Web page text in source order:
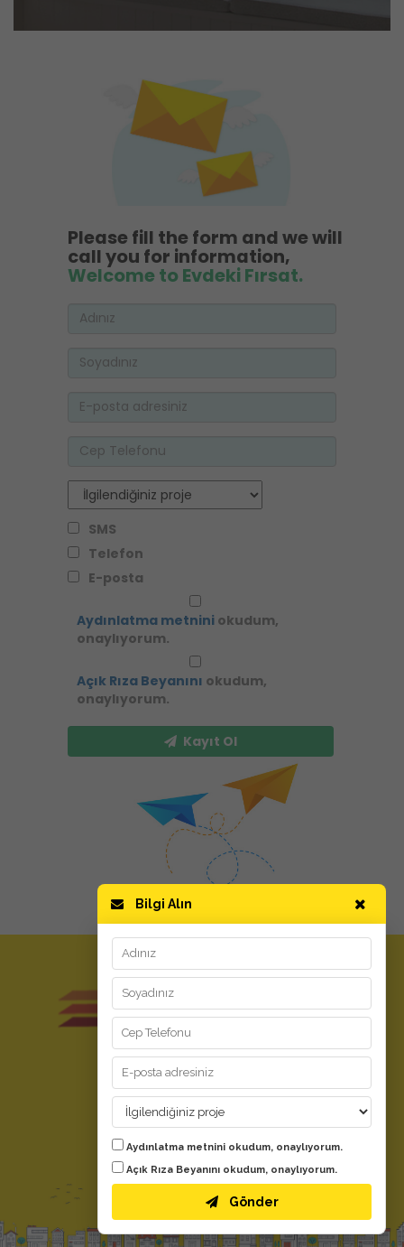
Bilgi Alın
Aydınlatma metnini okudum, onaylıyorum.
Açık Rıza Beyanını okudum, onaylıyorum.
Gönder
Please fill the form and we will
call you for information,
Welcome to Evdeki Fırsat.
SMS
Telefon
E-posta
Aydınlatma metnini okudum,
onaylıyorum.
Açık Rıza Beyanını okudum,
onaylıyorum.
Kayıt Ol
GİZLİLİK ve KULLANIM
Kullanım Koşulları
Aydınlatma Metni
Kişisel Verilerin Korunması
YARDIM
Evdeki Fırsat Nedir?
Bize Ulaşın